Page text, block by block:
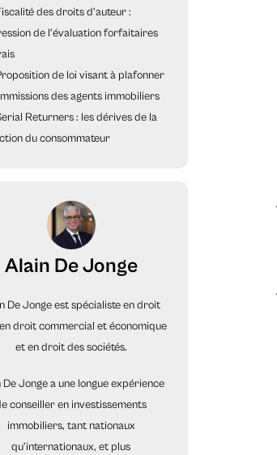
des droits d’auteur :
de l’évaluation forfaitaires
de loi visant à plafonner
des agents immobiliers
Returners : les dérives de la
du consommateur
Alain De Jonge
De Jonge est spécialiste en droit
droit commercial et économique
et en droit des sociétés.
De Jonge a une longue expérience
conseiller en investissements
immobiliers, tant nationaux
qu’internationaux, et plus